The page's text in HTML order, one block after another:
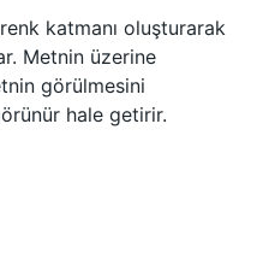
katmanı oluşturarak
Metnin üzerine
görülmesini
hale getirir.